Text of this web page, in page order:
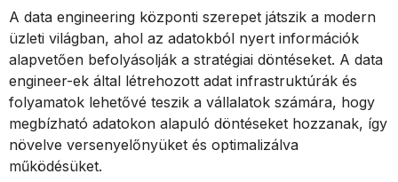
A data engineering központi szerepet játszik a modern
üzleti világban, ahol az adatokból nyert információk
alapvetően befolyásolják a stratégiai döntéseket. A data
engineer-ek által létrehozott adat infrastruktúrák és
folyamatok lehetővé teszik a vállalatok számára, hogy
megbízható adatokon alapuló döntéseket hozzanak, így
növelve versenyelőnyüket és optimalizálva
működésüket.